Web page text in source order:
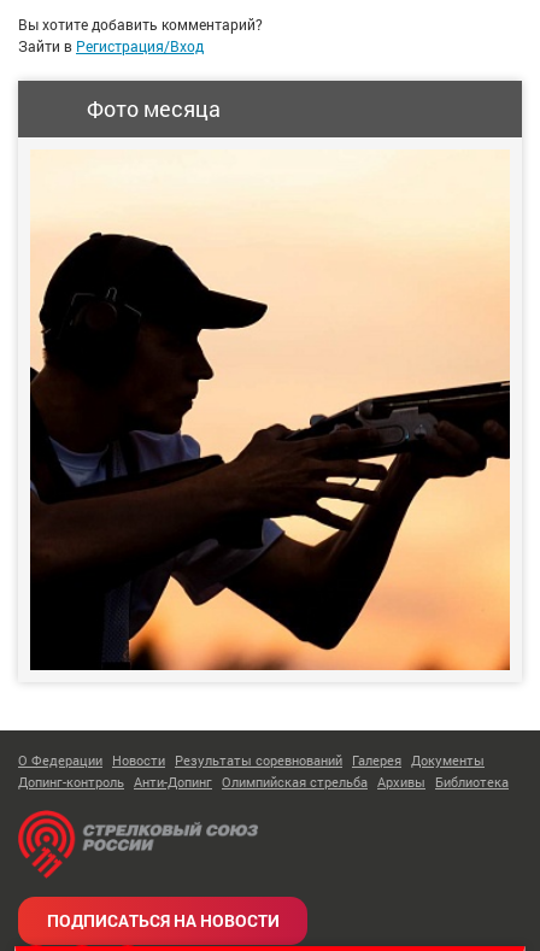
Вы хотите добавить комментарий?
Зайти в Регистрация/Вход
Фото месяца
О Федерации Новости Результаты соревнований Галерея Документы
Допинг-контроль Анти-Допинг Олимпийская стрельба Архивы Библиотека
ПОДПИСАТЬСЯ НА НОВОСТИ